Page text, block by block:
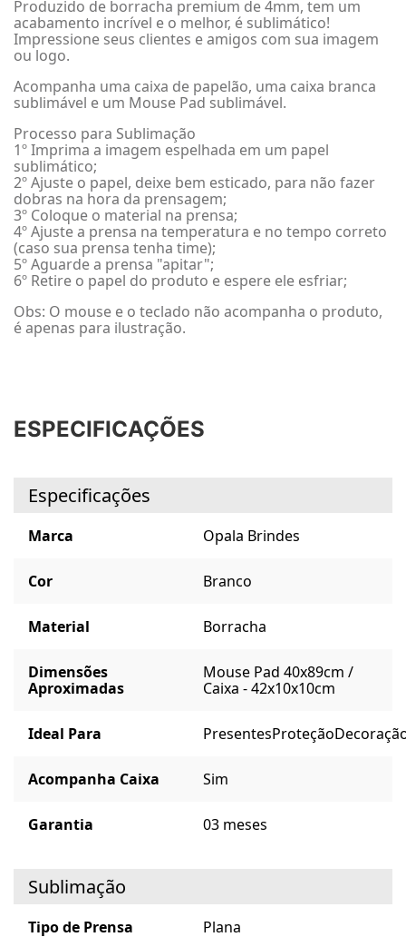
Produzido de borracha premium de 4mm, tem um
acabamento incrível e o melhor, é sublimático!
Impressione seus clientes e amigos com sua imagem
ou logo.
Acompanha uma caixa de papelão, uma caixa branca
sublimável e um Mouse Pad sublimável.
Processo para Sublimação
1º Imprima a imagem espelhada em um papel
sublimático;
2º Ajuste o papel, deixe bem esticado, para não fazer
dobras na hora da prensagem;
3º Coloque o material na prensa;
4º Ajuste a prensa na temperatura e no tempo correto
(caso sua prensa tenha time);
5º Aguarde a prensa "apitar";
6º Retire o papel do produto e espere ele esfriar;
Obs: O mouse e o teclado não acompanha o produto,
é apenas para ilustração.
ESPECIFICAÇÕES
Especificações
Marca Opala Brindes
Cor Branco
Material Borracha
Dimensões
Aproximadas
Mouse Pad 40x89cm /
Caixa - 42x10x10cm
Ideal Para PresentesProteção
Acompanha Caixa Sim
Garantia 03 meses
Sublimação
Tipo de Prensa Plana